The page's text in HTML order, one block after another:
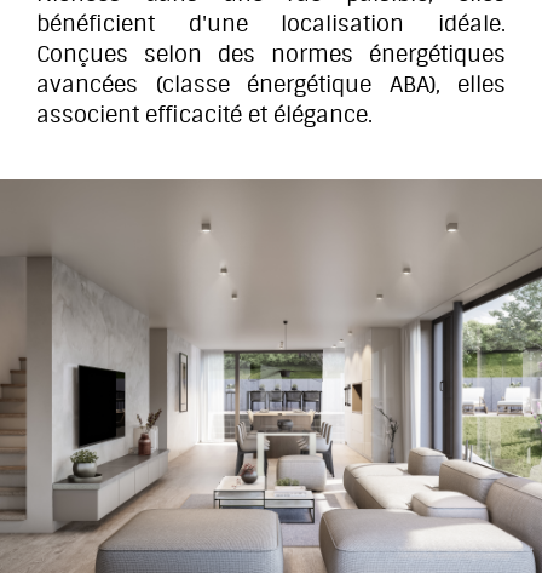
bénéficient d'une localisation idéale.
Conçues selon des normes énergétiques
avancées (classe énergétique ABA), elles
associent efficacité et élégance.